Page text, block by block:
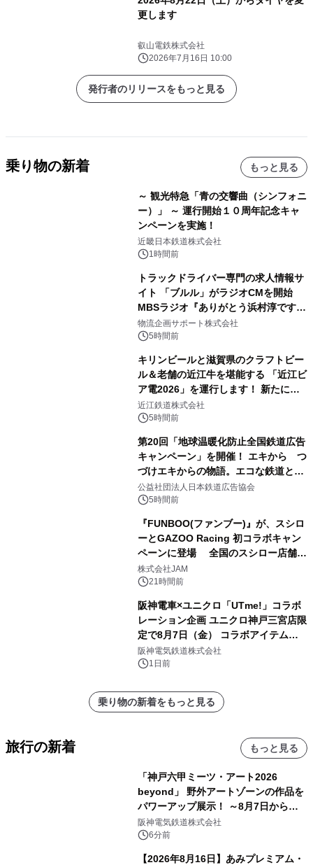
更します
叡山電鉄株式会社
2026年7月16日 10:00
発行者のリリースをもっと見る
乗り物の新着 もっと見る
～ 観光特急「青の交響曲（シンフォニ
ー）」 ～ 運行開始１０周年記念キャ
ンペーンを実施！
近畿日本鉄道株式会社
1時間前
トラックドライバー専門の求人情報サ
イト 「ブルル」がラジオCMを開始
MBSラジオ『ありがとう浜村淳です』
にて8月1日(土)より
物流企画サポート株式会社
5時間前
キリンビールと滋賀県のクラフトビー
ル＆老舗の近江牛を堪能する 「近江ビ
ア電2026」を運行します！ 新たに
「長濱浪漫ビール」が参加！キリン一
番搾り飲み放題が復活！
近江鉄道株式会社
5時間前
第20回「地球温暖化防止全国鉄道広告
キャンペーン」を開催！ エキから つ
づけエキからの物語。エコな鉄道とと
もに。
公益社団法人日本鉄道広告協会
5時間前
『FUNBOO(ファンブー)』が、スシロ
ーとGAZOO Racing 初コラボキャン
ペーンに登場 全国のスシロー店舗で
GR 4車種の FUNBOO(ミニカー)付き
メニューが展開されます
株式会社JAM
21時間前
阪神電車×ユニクロ「UTme!」コラボ
レーション企画 ユニクロ神戸三宮店限
定で8月7日（金） コラボアイテムが
発売決定！
阪神電気鉄道株式会社
1日前
乗り物の新着をもっと見る
旅行の新着 もっと見る
「神戸六甲ミーツ・アート2026
beyond」 野外アートゾーンの作品を
パワーアップ展示！ ～8月7日からは
直前割パスポートを販売～
阪神電気鉄道株式会社
6分前
【2026年8月16日】あみプレミアム・